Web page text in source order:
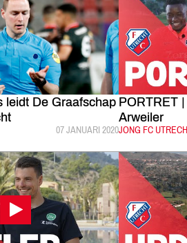
leidt De Graafschap
GEPUBLICEERD:
07 JANUARI 2020
PORTRET
Arweiler
CATEGORIE:
JONG FC